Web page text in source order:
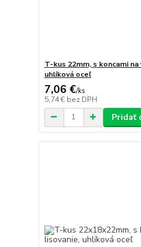
T-kus 22mm, s koncami
uhlíková oceľ
7,06 €/ks
5,74 € bez DPH
Pridať